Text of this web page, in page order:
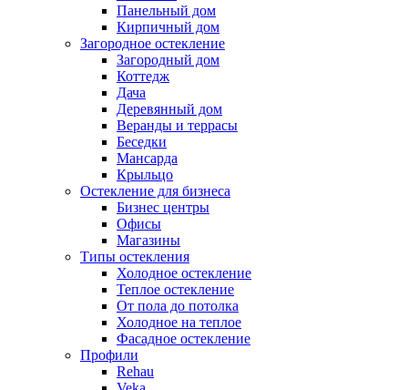
Панельный дом
Кирпичный дом
Загородное остекление
Загородный дом
Коттедж
Дача
Деревянный дом
Веранды и террасы
Беседки
Мансарда
Крыльцо
Остекление для бизнеса
Бизнес центры
Офисы
Магазины
Типы остекления
Холодное остекление
Теплое остекление
От пола до потолка
Холодное на теплое
Фасадное остекление
Профили
Rehau